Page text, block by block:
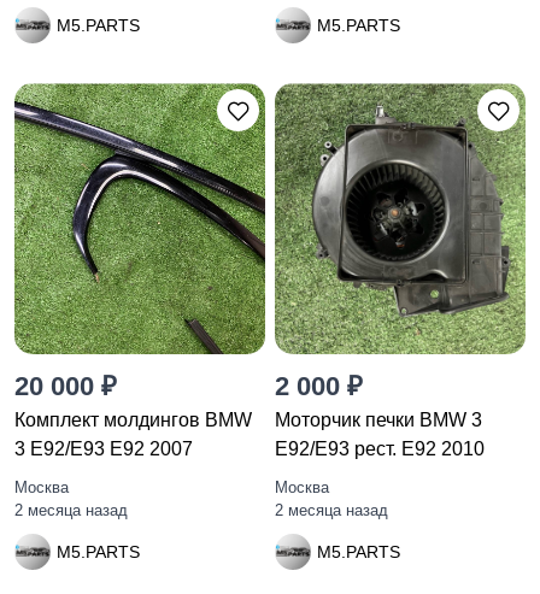
M5.PARTS M5.PARTS
20 000 ₽
Комплект молдингов BMW
3 E92/E93 E92 2007
Москва
2 месяца назад
M5.PARTS
2 000 ₽
Моторчик печки BMW 3
E92/E93 рест. E92 2010
Москва
2 месяца назад
M5.PARTS